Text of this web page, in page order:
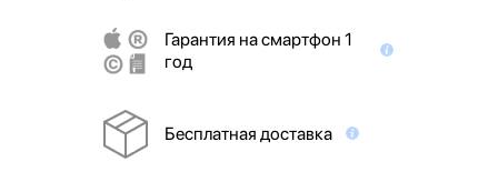
Гарантия на смартфон 1
год
Бесплатная доставка